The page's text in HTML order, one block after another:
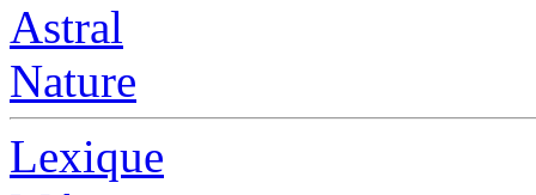
Astral
Nature
Lexique